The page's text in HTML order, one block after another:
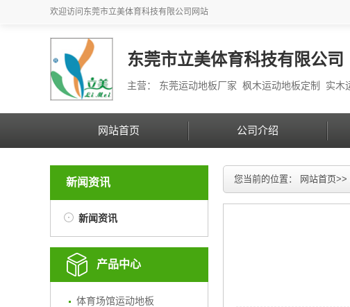
欢迎访问 东莞市立美体育科技有限公司 网站
东莞市立美体育科技有限公司
主营： 东莞运动地板厂家 枫木运动地板定制 实木
网站首页 公司介绍
新闻资讯
新闻资讯
产品中心
体育场馆运动地板
您当前的位置： 网站首页>>